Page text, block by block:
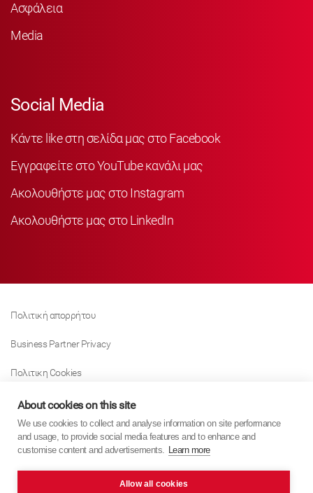
Ασφάλεια
Media
Social Media
Κάντε like στη σελίδα μας στο Facebook
Εγγραφείτε στο YouTube κανάλι μας
Ακολουθήστε μας στο Instagram
Ακολουθήστε μας στο LinkedIn
Πολιτική απορρήτου
Business Partner Privacy
Πολιτικη Cookies
Modern Slavery Act Policy
Tax Strategy
About cookies on this site
We use cookies to collect and analyse information on site performance
and usage, to provide social media features and to enhance and
customise content and advertisements. Learn more
Allow all cookies